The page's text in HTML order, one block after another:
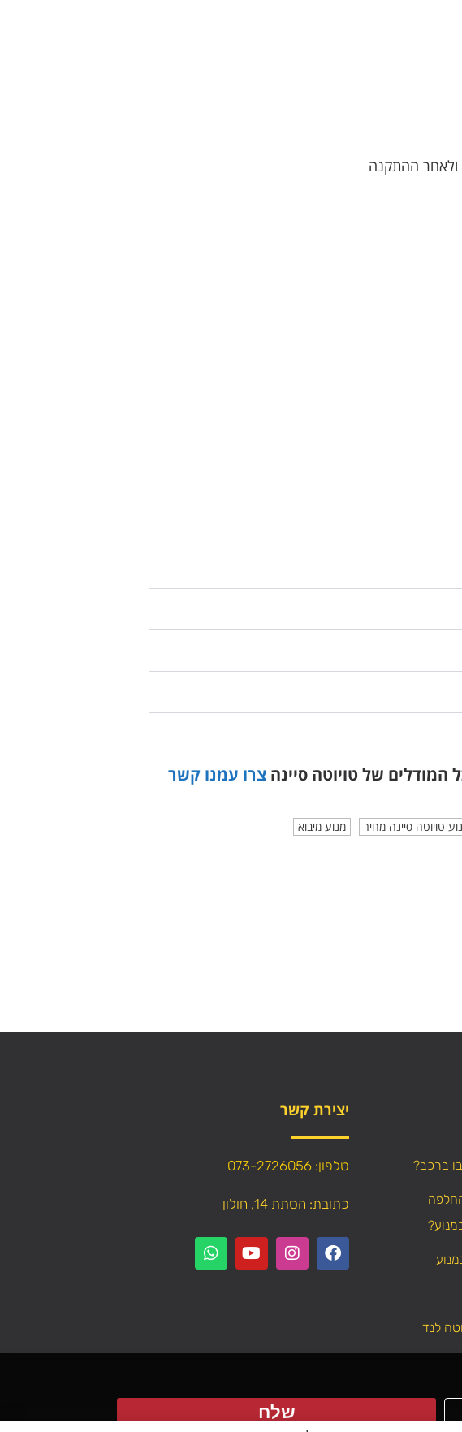
ולאחר ההתקנה
המודלים של טויוטה סיינה צרו עמנו קשר
טויוטה סיינה מחיר מנוע מיבוא
שלח
ברכב?
לנד
יצירת קשר
טלפון: 073-2726056
כתובת: הסתת 14, חולון
שמורות – אין להעתיק תוכן (טקסט ותמונות) מהאתר!